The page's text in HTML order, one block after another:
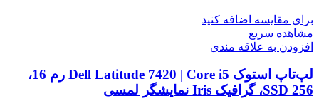
برای مقایسه اضافه کنید
مشاهده سریع
افزودن به علاقه مندی
لپ‌تاپ استوک Dell Latitude 7420 | Core i5 رم 16،
SSD 256، گرافیک Iris نمایشگر لمسی